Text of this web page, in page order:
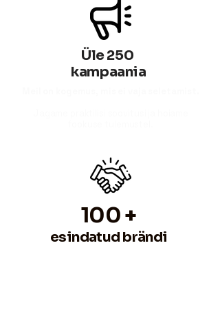
Üle 250
kampaania
100 +
esindatud brändi